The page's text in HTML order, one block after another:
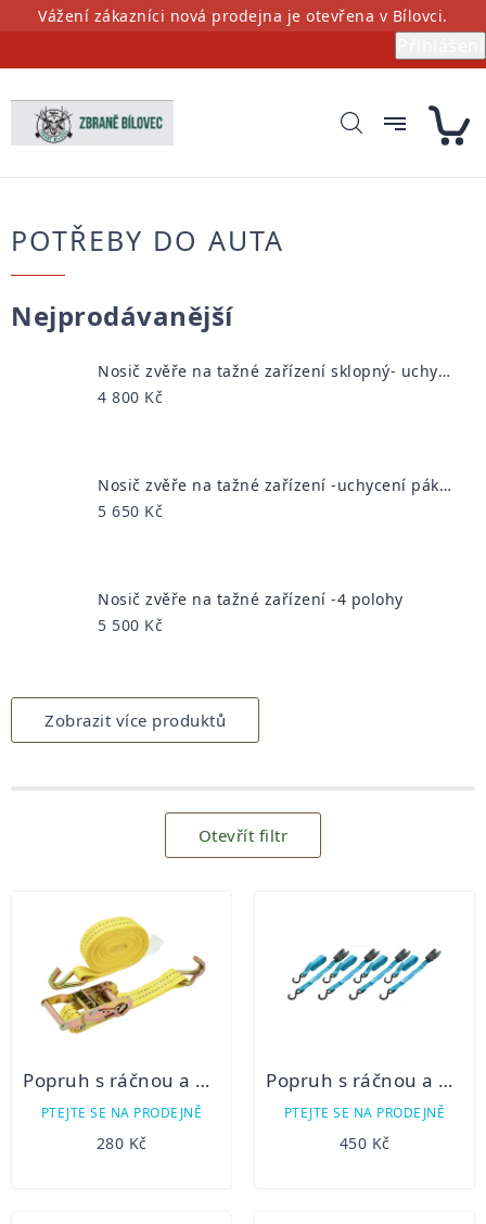
PřejítVážení zákazníci nová prodejna je otevřena v Bílovci.
POTŘEBY DO AUTA
Nejprodávanější
Nosič zvěře na tažné zařízení sklopný- uchycení na šroubový držák
4 800 Kč
Nosič zvěře na tažné zařízení -uchycení pákou
5 650 Kč
Nosič zvěře na tažné zařízení -4 polohy
5 500 Kč
Zobrazit více produktů
Otevřít filtr
produktů
Popruh s ráčnou a háky 2t 5m TÜV/GS
PTEJTE SE NA PRODEJNĚ
280 Kč
Popruh s ráčnou a háky 3,5m 4ks TÜV BLUE WAY
PTEJTE SE NA PRODEJNĚ
450 Kč